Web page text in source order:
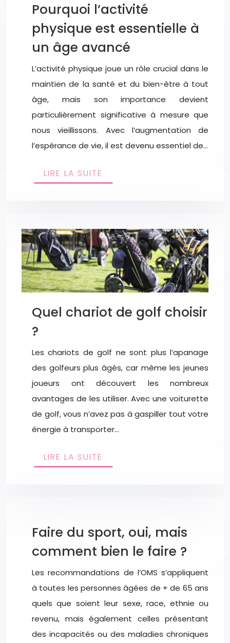
Pourquoi l’activité
physique est essentielle à
un âge avancé
L’activité physique joue un rôle crucial dans le
maintien de la santé et du bien-être à tout
âge, mais son importance devient
particulièrement significative à mesure que
nous vieillissons. Avec l’augmentation de
l’espérance de vie, il est devenu essentiel de…
LIRE LA SUITE
Quel chariot de golf choisir
?
Les chariots de golf ne sont plus l’apanage
des golfeurs plus âgés, car même les jeunes
joueurs ont découvert les nombreux
avantages de les utiliser. Avec une voiturette
de golf, vous n’avez pas à gaspiller tout votre
énergie à transporter…
LIRE LA SUITE
Faire du sport, oui, mais
comment bien le faire ?
Les recommandations de l’OMS s’appliquent
à toutes les personnes âgées de + de 65 ans
quels que soient leur sexe, race, ethnie ou
revenu, mais également celles présentant
des incapacités ou des maladies chroniques